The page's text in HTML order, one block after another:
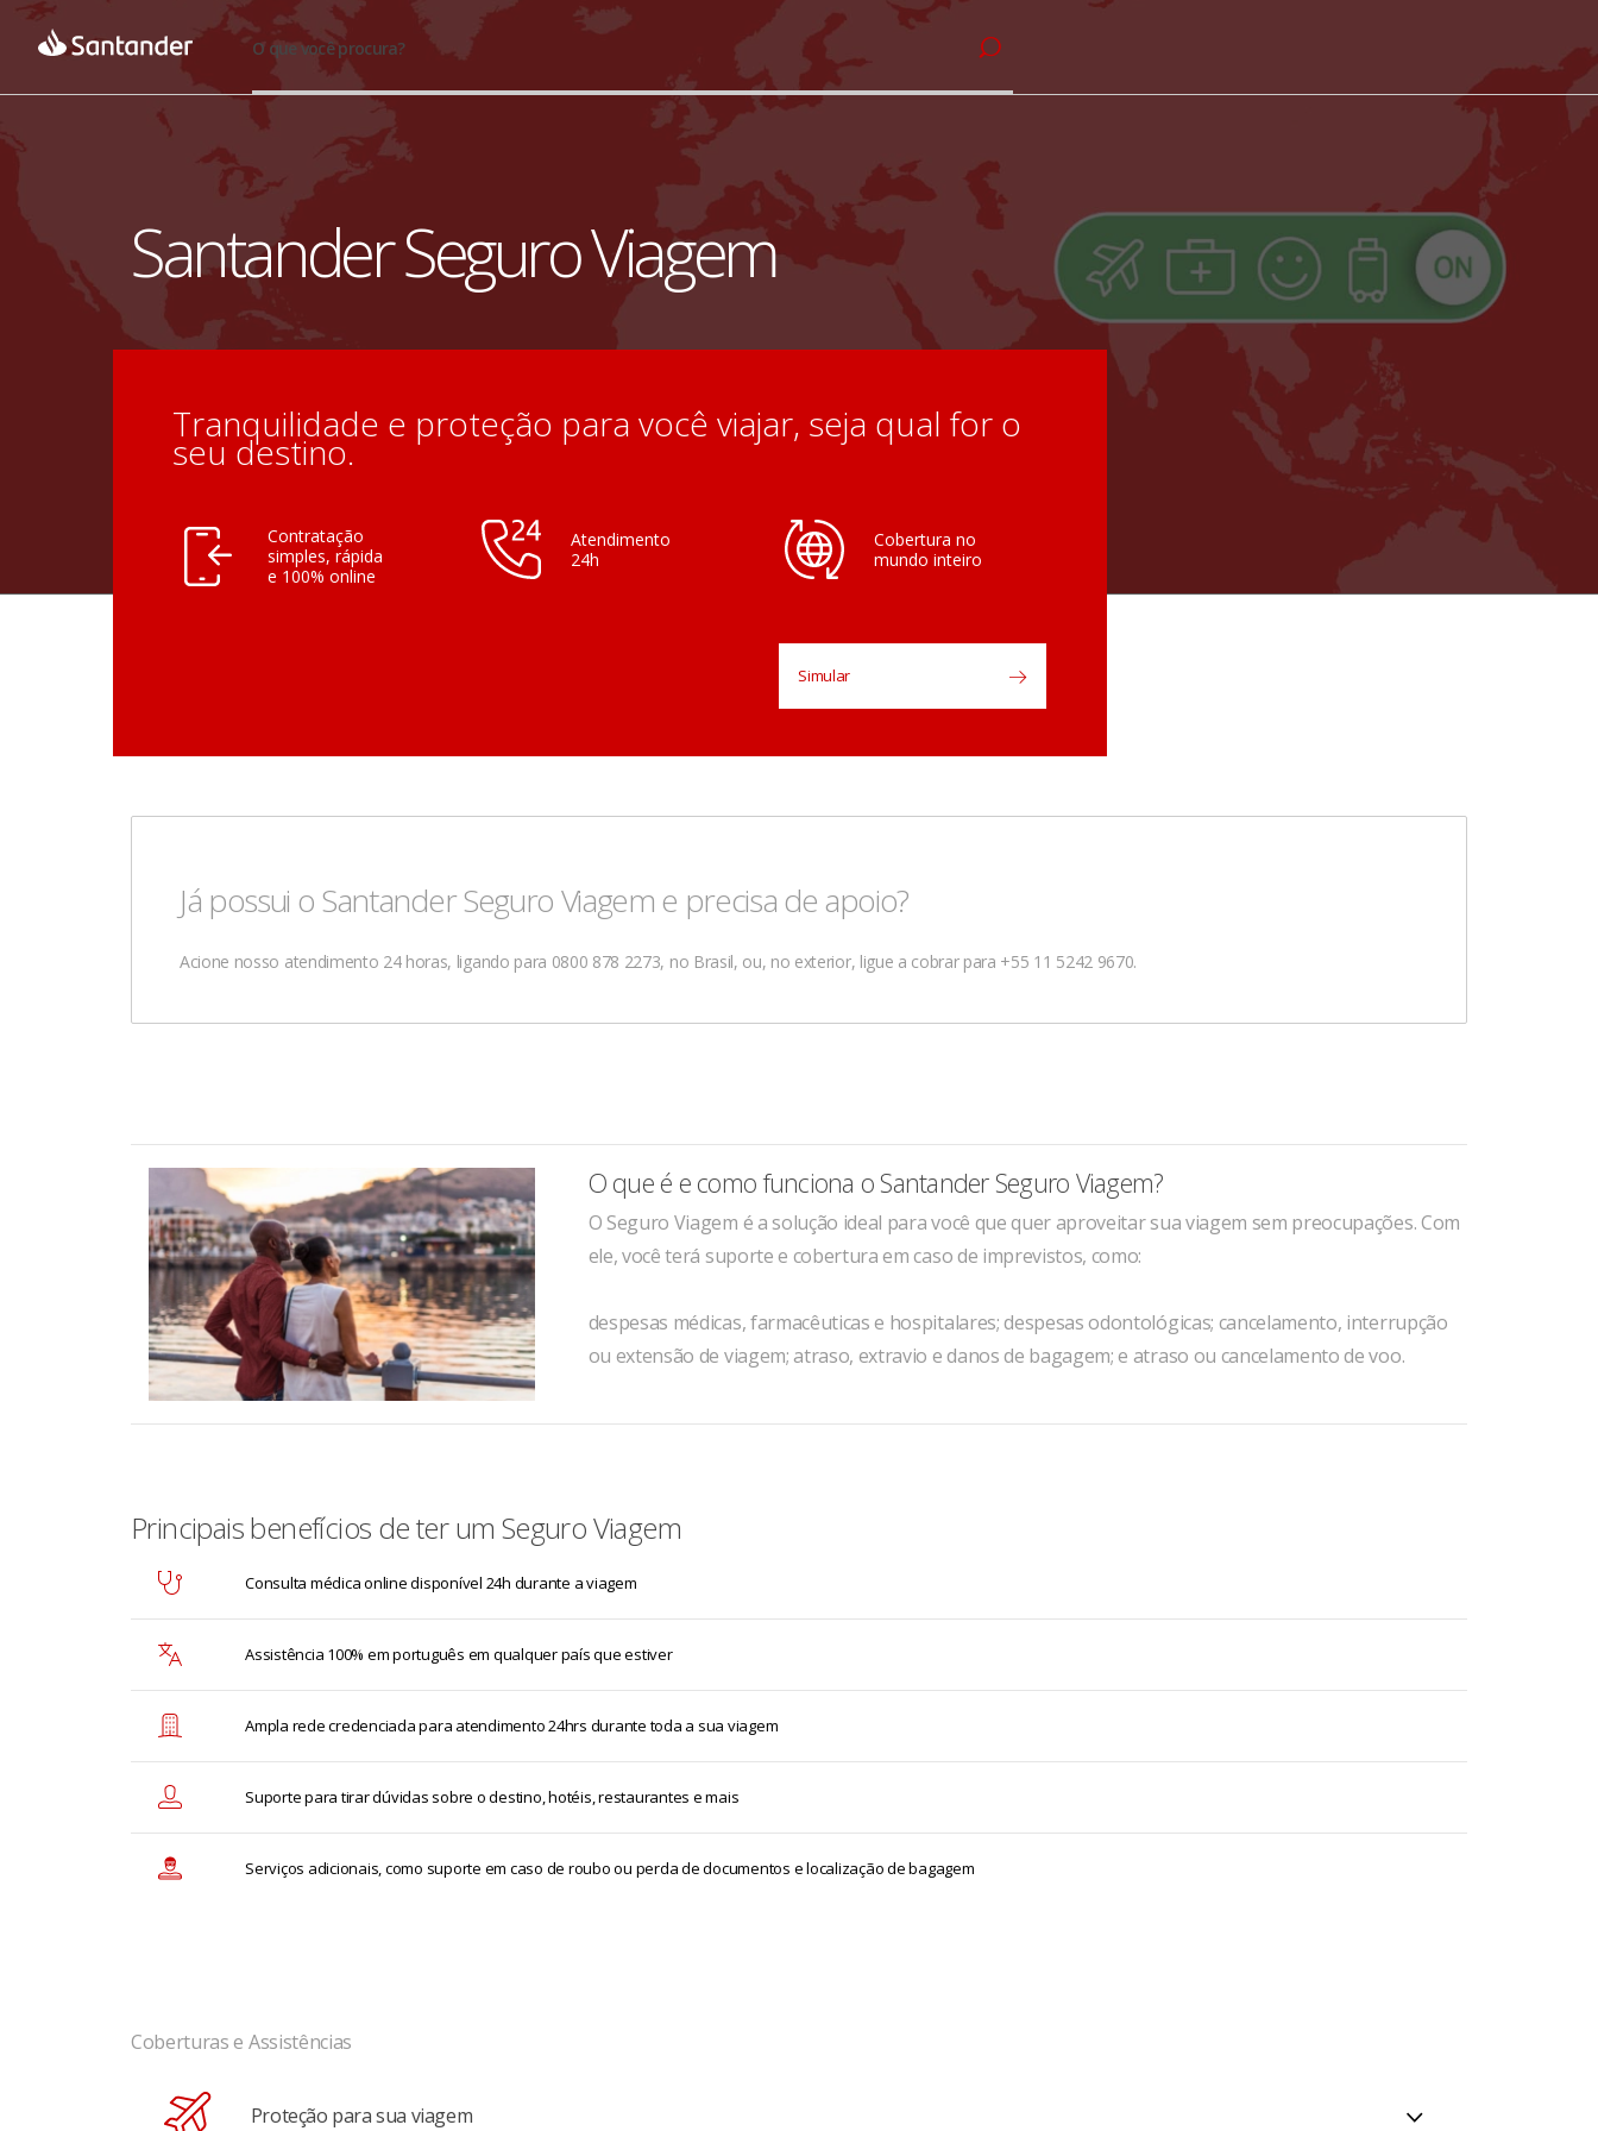
O que você procura?
Santander Seguro Viagem
Tranquilidade e proteção para você viajar, seja qual for o
seu destino.
Contratação
simples, rápida
e 100% online
Atendimento
24h
Cobertura no
mundo inteiro
Simular
Já possui o Santander Seguro Viagem e precisa de apoio?
Acione nosso atendimento 24 horas, ligando para 0800 878 2273, no Brasil, ou, no exterior, ligue a cobrar para +55 11 5242 9670.
O que é e como funciona o Santander Seguro Viagem?
O Seguro Viagem é a solução ideal para você que quer aproveitar sua viagem sem preocupações. Com
ele, você terá suporte e cobertura em caso de imprevistos, como:
despesas médicas, farmacêuticas e hospitalares; despesas odontológicas; cancelamento, interrupção
ou extensão de viagem; atraso, extravio e danos de bagagem; e atraso ou cancelamento de voo.
Principais benefícios de ter um Seguro Viagem
Consulta médica online disponível 24h durante a viagem
Assistência 100% em português em qualquer país que estiver
Ampla rede credenciada para atendimento 24hrs durante toda a sua viagem
Suporte para tirar dúvidas sobre o destino, hotéis, restaurantes e mais
Serviços adicionais, como suporte em caso de roubo ou perda de documentos e localização de bagagem
Coberturas e Assistências
Proteção para sua viagem